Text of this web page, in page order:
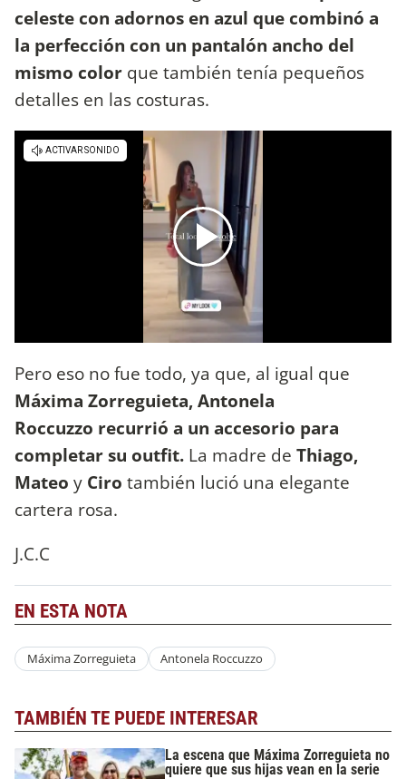
celeste con adornos en azul que combinó a
la perfección con un pantalón ancho del
mismo color que también tenía pequeños
detalles en las costuras.
Pero eso no fue todo, ya que, al igual que
Máxima Zorreguieta, Antonela
Roccuzzo recurrió a un accesorio para
completar su outfit. La madre de Thiago,
Mateo y Ciro también lució una elegante
cartera rosa.
J.C.C
EN ESTA NOTA
Máxima Zorreguieta Antonela Roccuzzo
TAMBIÉN TE PUEDE INTERESAR
La escena que Máxima Zorreguieta no
quiere que sus hijas vean en la serie